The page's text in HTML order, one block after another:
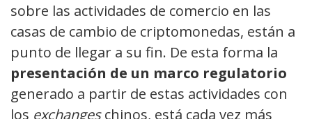
sobre las actividades de comercio en las
casas de cambio de criptomonedas, están a
punto de llegar a su fin. De esta forma la
presentación de un marco regulatorio
generado a partir de estas actividades con
los exchangeschinos, está cada vez más